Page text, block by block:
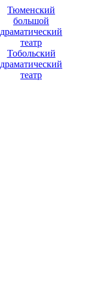
Тюменский
большой
драматический
театр
Тобольский
драматический
театр